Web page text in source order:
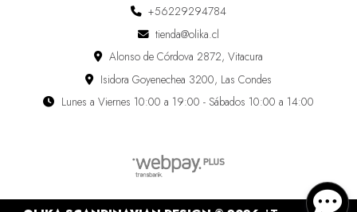
+56229294784
tienda@olika.cl
Alonso de Córdova 2872, Vitacura
Isidora Goyenechea 3200, Las Condes
Lunes a Viernes 10:00 a 19:00 - Sábados 10:00 a 14:00